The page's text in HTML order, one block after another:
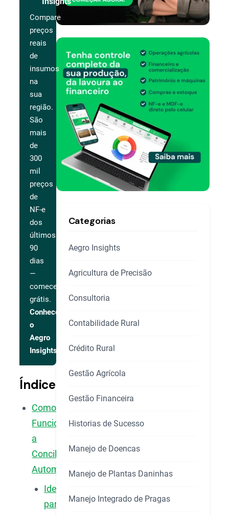
Compare
preços
reais
de
insumos
na
sua
região.
São
mais
de
300
mil
preços
de
NF-e
dos
últimos
90
dias
—
comece
grátis.
Conhecer
o
Aegro
Insights
Índice
Como
Funciona
a
Conciliação
Automatizada?
Ideal
para
Categorias
Aegro Insights
Agricultura de Precisão
Consultoria
Contabilidade Rural
Crédito Rural
Gestão Agrícola
Gestão Financeira
Historias de Sucesso
Manejo de Doencas
Manejo de Plantas Daninhas
Manejo Integrado de Pragas